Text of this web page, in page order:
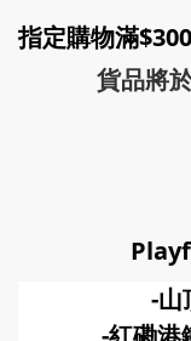
指定購物滿
貨品將
-山